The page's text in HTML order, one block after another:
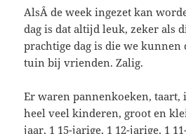
AlsÂ de week ingezet kan
dag is dat altijd leuk, zeker als
prachtige dag is die we
tuin bij vrienden. Zalig.
Er waren pannenkoeken, taart,
heel veel kinderen, groot en
jaar, 1 15-jarige, 1 12-jarige, 1